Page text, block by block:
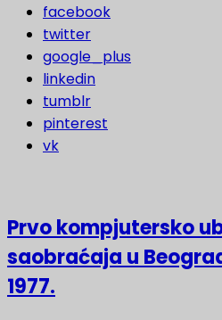
facebook
twitter
google_plus
linkedin
tumblr
pinterest
vk
Prvo kompjutersko
saobraćaja u
1977.